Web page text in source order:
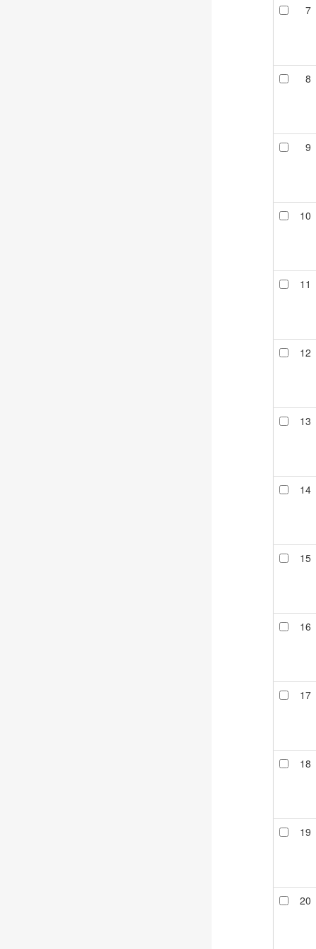
7
8
9
10
11
12
13
14
15
16
17
18
19
20